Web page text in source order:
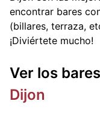
encontrar bares
(billares, terraza,
¡Diviértete mucho!
Ver los
Dijon